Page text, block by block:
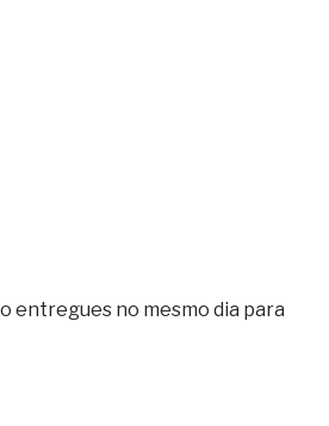
entregues no mesmo dia para